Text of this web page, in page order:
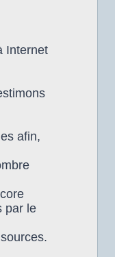
Internet
afin,
par le